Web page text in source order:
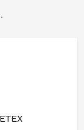
exterior